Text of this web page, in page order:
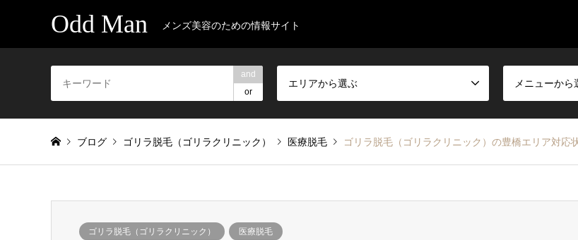
Odd Man メンズ美容のための情報サイト
and
or
エリアから選ぶ メニューから
ブログ ゴリラ脱毛（ゴリラクリニック） 医療脱毛 ゴリラ脱毛（ゴリラクリニック）の豊橋エリア対応
ゴリラ脱毛（ゴリラクリニック） 医療脱毛